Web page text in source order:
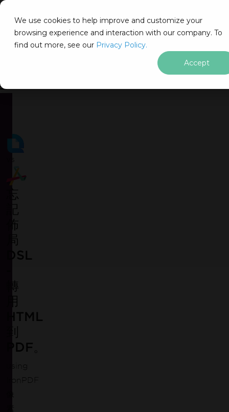
We use cookies to help improve and customize your
browsing experience and interaction with our company. To
find out more, see our Privacy Policy.
Accept
忘
記
佈
局
DSL
轉
用
HTML
到
PDF。
using
IronPDF
像
立即免費取得30 天試用金鑰。
無任何限制。100% 解鎖。無需信用卡。